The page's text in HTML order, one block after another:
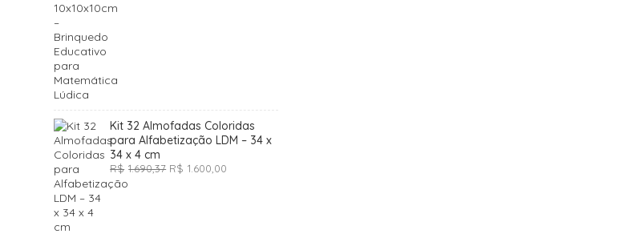
Kit 32 Almofadas Coloridas
para Alfabetização LDM – 34 x
34 x 4 cm
R$ 1.690,37 O
R$ 1.600,00